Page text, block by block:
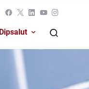
Dipsalut